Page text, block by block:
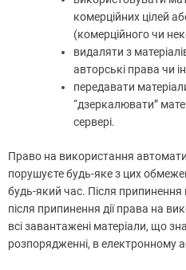
комерційних цілей
(комерційного чи
видаляти з
авторські права чи
передавати
“дзеркалювати”
сервері.
Право на використання
порушуєте будь-яке з цих
будь-який час. Після припинення
після припинення дії права на
всі завантажені матеріали, що
розпорядженні, в електронному